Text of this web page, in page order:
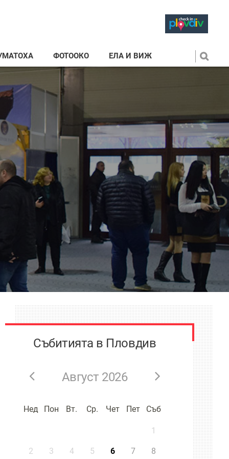
ФОТООКО ЕЛА И ВИЖ
Събитията в Пловдив
Август 2026
Нед Пон Вт. Ср. Чет Пет Съб
1
2 3 4 5 6 7 8